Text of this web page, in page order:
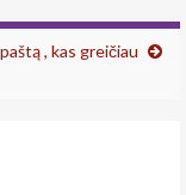
, kas greičiau